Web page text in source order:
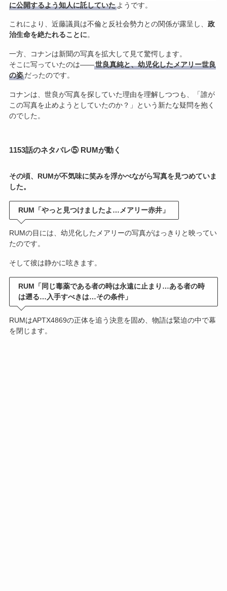
に公開するよう知人に託していたようです。
これにより、近藤議員は不倫と反社会勢力との関係が露呈し、 政
治生命を絶たれることに。
一方、コナンは新聞の写真を拡大して見て驚愕します。
そこに写っていたのは――世良真純と、幼児化したメアリー世良
の姿だったのです。
コナンは、世良が写真を探していた理由を理解しつつも、「誰が
この写真を止めようとしていたのか？」という新たな疑問を抱く
のでした。
1153話のネタバレ⑤ RUMが動く
その頃、RUMが不気味に笑みを浮かべながら写真を見つめていま
した。
RUM「やっと見つけましたよ…メアリー赤井」
RUMの目には、幼児化したメアリーの写真がはっきりと映ってい
たのです。
そして彼は静かに呟きます。
RUM「同じ毒薬である者の時は永遠に止まり…ある者の時
は遡る…入手すべきは…その条件」
RUMはAPTX4869の正体を追う決意を固め、物語は緊迫の中で幕
を閉じます。